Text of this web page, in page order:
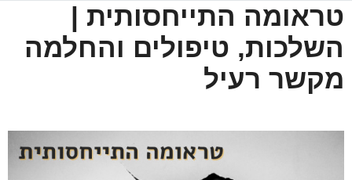
טראומה התייחסותית |
השלכות, טיפולים והחלמה
מקשר רעיל